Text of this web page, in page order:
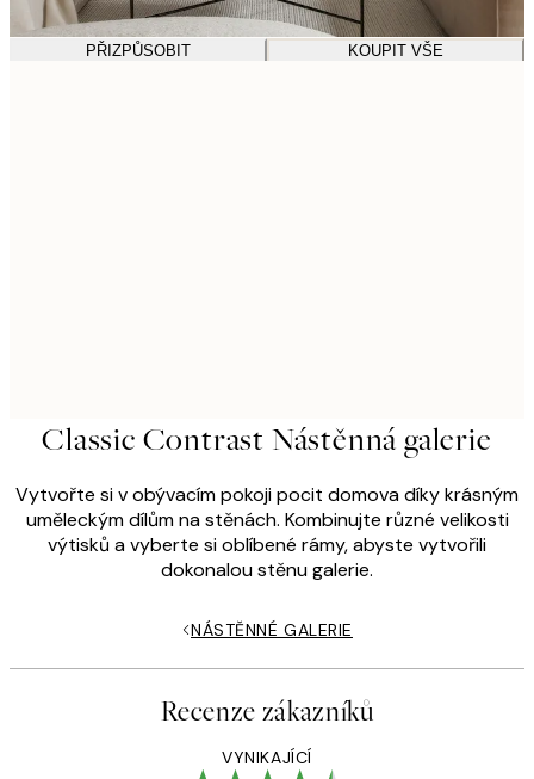
PŘIZPŮSOBIT KOUPIT VŠE
Classic Contrast Nástěnná galerie
Vytvořte si v obývacím pokoji pocit domova díky krásným
uměleckým dílům na stěnách. Kombinujte různé velikosti
výtisků a vyberte si oblíbené rámy, abyste vytvořili
dokonalou stěnu galerie.
NÁSTĚNNÉ GALERIE
Recenze zákazníků
VYNIKAJÍCÍ